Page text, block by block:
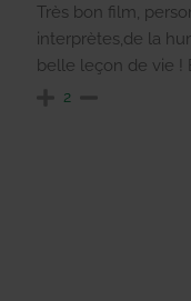
Très bon film,
interprètes,de la
belle leçon de vie !
2